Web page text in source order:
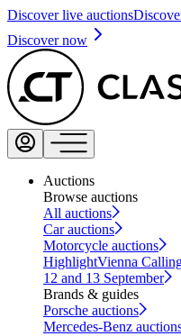
Discover live auctions
Discover now
Auctions
Browse auctions
All auctions
Car auctions
Motorcycle auctions
HighlightVienna
12 and 13 September
Brands & guides
Porsche auctions
Mercedes-Benz